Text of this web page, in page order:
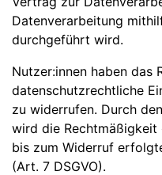
Datenverarbeitung
durchgeführt wird.
Nutzer:innen haben das
datenschutzrechtliche
zu widerrufen. Durch
wird die
bis zum Widerruf
(Art. 7 DSGVO).